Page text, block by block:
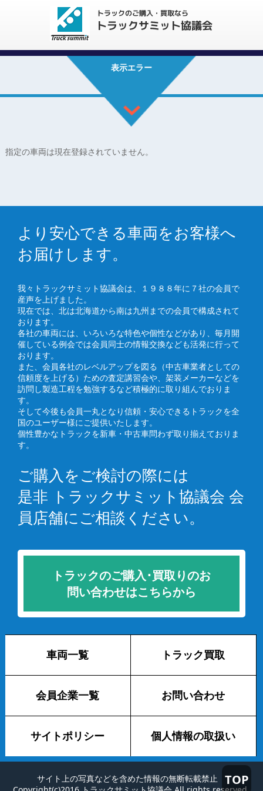
TOP
表示エラー
指定の車両は現在登録されていません。
より安心できる車両をお客様へ
お届けします。
我々トラックサミット協議会は、１９８８年に７社の会員で
産声を上げました。
現在では、北は北海道から南は九州までの会員で構成されて
おります。
各社の車両には、いろいろな特色や個性などがあり、毎月開
催している例会では会員同士の情報交換なども活発に行って
おります。
また、会員各社のレベルアップを図る（中古車業者としての
信頼度を上げる）ための査定講習会や、架装メーカーなどを
訪問し製造工程を勉強するなど積極的に取り組んでおりま
す。
そして今後も会員一丸となり信頼・安心できるトラックを全
国のユーザー様にご提供いたします。
個性豊かなトラックを新車・中古車問わず取り揃えておりま
す。
ご購入をご検討の際には
是非 トラックサミット協議会 会
員店舗にご相談ください。
トラックのご購入･買取りのお
問い合わせはこちらから
車両一覧 トラック買取
会員企業一覧 お問い合わせ
サイトポリシー 個人情報の取扱い
サイト上の写真などを含めた情報の無断転載禁止